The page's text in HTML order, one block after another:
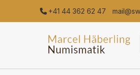
+41 44 362 62 47